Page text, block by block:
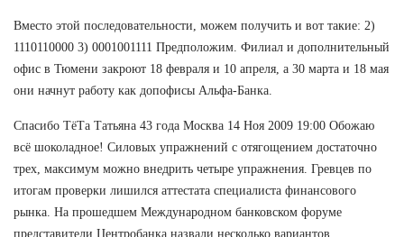
Вместо этой последовательности, можем получить и вот такие: 2)
1110110000 3) 0001001111 Предположим. Филиал и дополнительный
офис в Тюмени закроют 18 февраля и 10 апреля, а 30 марта и 18 мая
они начнут работу как допофисы Альфа-Банка.
Спасибо ТёТа Татьяна 43 года Москва 14 Ноя 2009 19:00 Обожаю
всё шоколадное! Силовых упражнений с отягощением достаточно
трех, максимум можно внедрить четыре упражнения. Гревцев по
итогам проверки лишился аттестата специалиста финансового
рынка. На прошедшем Международном банковском форуме
представители Центробанка назвали несколько вариантов